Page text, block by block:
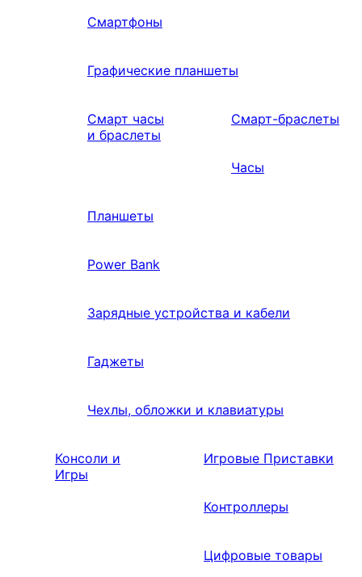
Смартфоны
Графические планшеты
Смарт часы
и браслеты
Смарт-браслеты
Часы
Планшеты
Power Bank
Зарядные устройства и кабели
Гаджеты
Чехлы, обложки и клавиатуры
Консоли и
Игры
Игровые Приставки
Контроллеры
Цифровые товары